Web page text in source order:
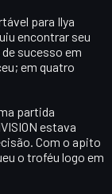
para Ilya
encontrar seu
sucesso em
em quatro
partida
estava
Com o apito
o troféu logo em